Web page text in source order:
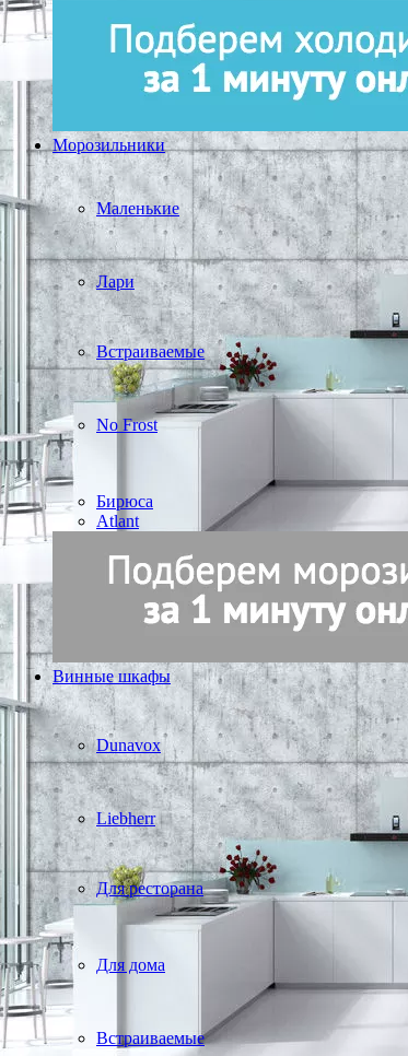
Морозильники
Маленькие
Лари
Встраиваемые
No Frost
Бирюса
Atlant
Винные шкафы
Dunavox
Liebherr
Для ресторана
Для дома
Встраиваемые